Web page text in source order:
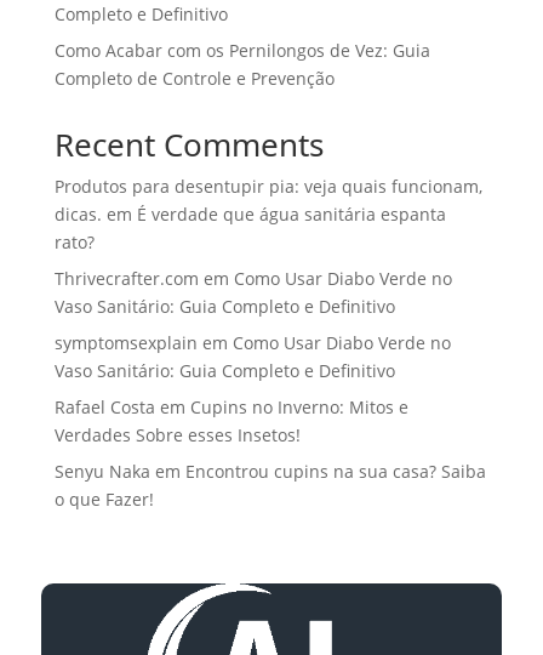
Completo e Definitivo
Como Acabar com os Pernilongos de Vez: Guia
Completo de Controle e Prevenção
Recent Comments
Produtos para desentupir pia: veja quais funcionam,
dicas. em É verdade que água sanitária espanta
rato?
Thrivecrafter.com em Como Usar Diabo Verde no
Vaso Sanitário: Guia Completo e Definitivo
symptomsexplain em Como Usar Diabo Verde no
Vaso Sanitário: Guia Completo e Definitivo
Rafael Costa em Cupins no Inverno: Mitos e
Verdades Sobre esses Insetos!
Senyu Naka em Encontrou cupins na sua casa? Saiba
o que Fazer!